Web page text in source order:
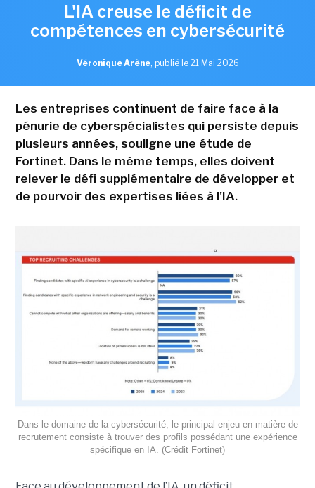
L'IA creuse le déficit de
compétences en cybersécurité
Véronique Arène, publié le 21 Mai 2026
Les entreprises continuent de faire face à la
pénurie de cyberspécialistes qui persiste depuis
plusieurs années, souligne une étude de
Fortinet. Dans le même temps, elles doivent
relever le défi supplémentaire de développer et
de pourvoir des expertises liées à l'IA.
Dans le domaine de la cybersécurité, le principal enjeu en matière de
recrutement consiste à trouver des profils possédant une expérience
spécifique en IA. (Crédit Fortinet)